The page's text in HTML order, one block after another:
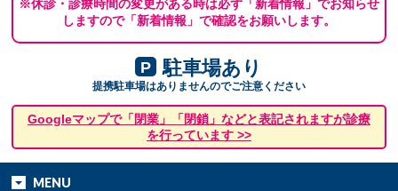
※休診・診療時間の変更がある時は必ず「新着情報」でお知らせ
しますので「新着情報」で確認をお願いします。
P 駐車場あり
提携駐車場はありませんのでご注意ください
Googleマップで「閉業」「閉鎖」などと表記されますが診療
を行っています >>
MENU